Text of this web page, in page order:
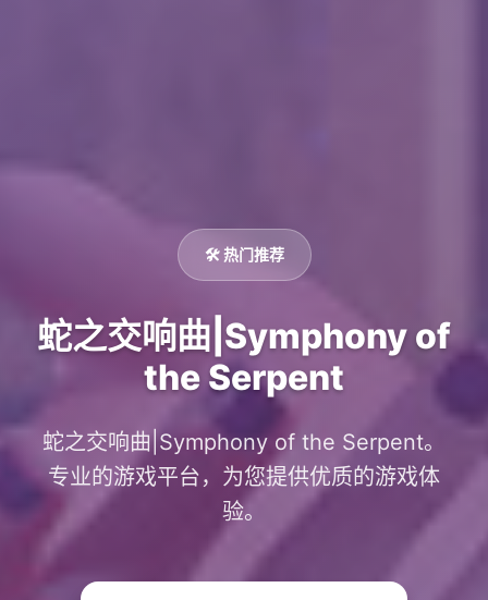
🛠️ 热门推荐
蛇之交响曲|Symphony of
the Serpent
蛇之交响曲|Symphony of the Serpent。
专业的游戏平台，为您提供优质的游戏体
验。